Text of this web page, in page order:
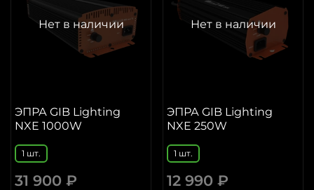
Нет в наличии
ЭПРА GIB Lighting
NXE 1000W
1 шт.
31 900 ₽
Нет в наличии
ЭПРА GIB Lighting
NXE 250W
1 шт.
12 990 ₽